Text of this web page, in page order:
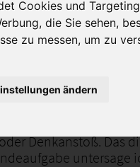
Cookies und
die Sie sehen,
zu messen, um zu
ändern
und
der
der
A12 -
hier eine
Denkanstoß. Das
untersage